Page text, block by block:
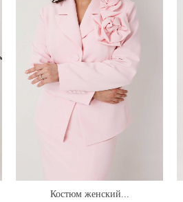
Костюм женский...